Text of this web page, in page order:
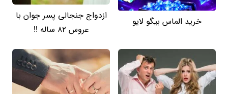
خرید الماس بیگو لایو
ازدواج جنجالی پسر جوان با
عروس 82 ساله !!